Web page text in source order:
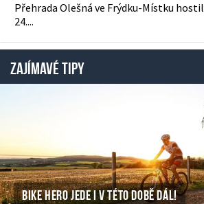
Přehrada Olešná ve Frýdku-Místku
24....
ZAJÍMAVÉ TIPY
BIKE HERO JEDE I V TÉTO DOBĚ DÁL!